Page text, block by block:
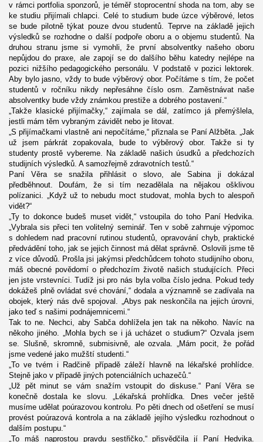
v rámci portfolia sponzorů, je téměř stoprocentní shoda na tom, aby se
ke studiu přijímali chlapci. Celé to studium bude úzce výběrové, letos
se bude pilotně týkat pouze dvou studentů. Teprve na základě jejich
výsledků se rozhodne o další podpoře oboru a o objemu studentů. Na
druhou stranu jsme si vymohli, že první absolventky našeho oboru
nepůjdou do praxe, ale zapojí se do dalšího běhu katedry nejlépe na
pozici nižšího pedagogického personálu. V podstatě v pozici lektorek.
Aby bylo jasno, vždy to bude výběrový obor. Počítáme s tím, že počet
studentů v ročníku nikdy nepřesáhne číslo osm. Zaměstnávat naše
absolventky bude vždy známkou prestiže a dobrého postavení.“
„Takže klasické přijímačky,“ zajímala se dál, zatímco já přemýšlela,
jestli mám těm vybraným závidět nebo je litovat.
„S přijímačkami vlastně ani nepočítáme,“ přiznala se Paní Alžběta. „Jak
už jsem párkrát zopakovala, bude to výběrový obor. Takže si ty
studenty prostě vybereme. Na základě našich úsudků a předchozích
studijních výsledků. A samozřejmě zdravotních testů.“
Paní Věra se snažila přihlásit o slovo, ale Sabina ji dokázal
předběhnout. Doufám, že si tím nezadělala na nějakou ošklivou
polízanici. „Když už to nebudu moct studovat, mohla bych to alespoň
vidět?“
„Ty to dokonce budeš muset vidět,“ vstoupila do toho Paní Hedvika.
„Vybrala sis přeci ten volitelný seminář. Ten v sobě zahrnuje výpomoc
s dohledem nad pracovní rutinou studentů, opravování chyb, praktické
předvádění toho, jak se jejich činnost má dělat správně. Oslovili jsme tě
z více důvodů. Prošla jsi jakýmsi předchůdcem tohoto studijního oboru,
máš obecné povědomí o předchozím životě našich studujících. Přeci
jen jste vrstevníci. Tudíž jsi pro nás byla volba číslo jedna. Pokud tedy
dokážeš plně ovládat své chování,“ dodala a významně se zadívala na
obojek, který nás dvě spojoval. „Abys pak neskončila na jejich úrovni,
jako teď s našimi podnájemnicemi.“
Tak to ne. Nechci, aby Sabča dohlížela jen tak na někoho. Navíc na
někoho jiného. „Mohla bych se i já ucházet o studium?“ Ozvala jsem
se. Slušně, skromně, submisivně, ale ozvala. „Mám pocit, že pořád
jsme vedené jako mužští studenti.“
„To ve tvém i Radčině případě záleží hlavně na lékařské prohlídce.
Stejně jako v případě jiných potenciálních uchazečů.“
„Už pět minut se vám snažím vstoupit do diskuse.“ Paní Věra se
konečně dostala ke slovu. „Lékařská prohlídka. Dnes večer ještě
musíme udělat poúrazovou kontrolu. Po pěti dnech od ošetření se musí
provést poúrazová kontrola a na základě jejího výsledku rozhodnout o
dalším postupu.“
„To máš naprostou pravdu sestřičko,“ přisvědčila jí Paní Hedvika.